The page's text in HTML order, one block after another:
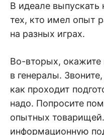
В идеале выпускать
тех, кто имел опыт
на разных играх.
Во-вторых,
в генералы.
как проходит
надо. Попросите
опытных
информационную